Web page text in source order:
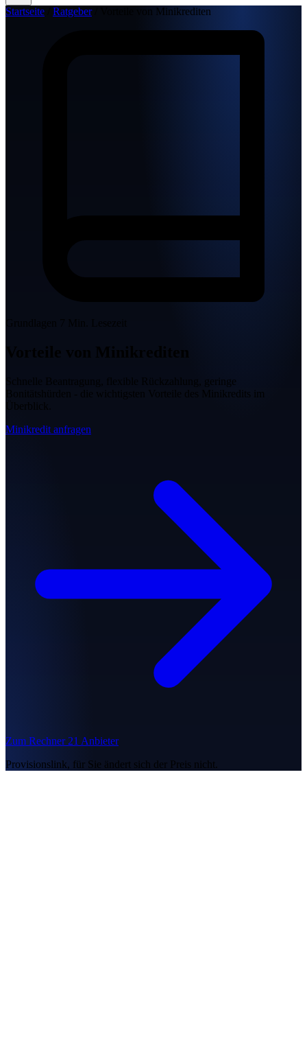
Startseite Ratgeber Vorteile von Minikrediten
Vorteile von Minikrediten
Schnelle Beantragung, flexible Rückzahlung, geringe
Bonitätshürden - die wichtigsten Vorteile des Minikredits im
Minikredit anfragen
Zum Rechner 21 Anbieter
Provisionslink, für Sie ändert sich der Preis nicht.